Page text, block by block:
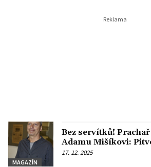
MAGAZÍN
Bez servítků!
Adamu Mišíkovi:
17. 12. 2025